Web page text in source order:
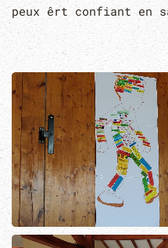
peux êrt confiant en